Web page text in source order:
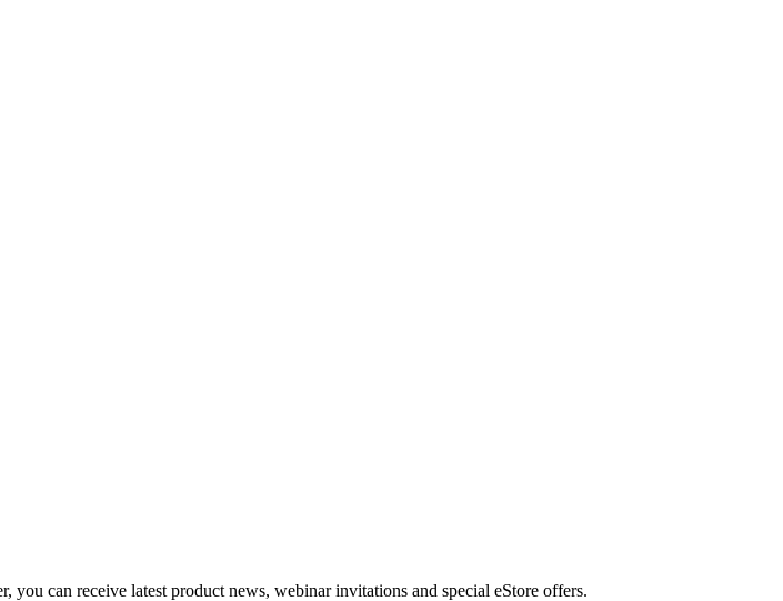
can receive latest product news, webinar invitations and special eStore offers.